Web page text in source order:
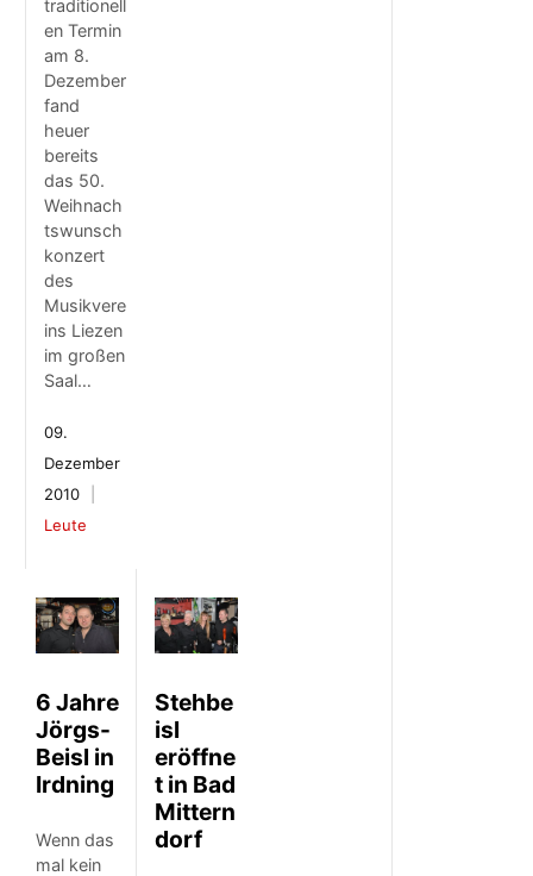
traditionell
en Termin
am 8.
Dezember
fand
heuer
bereits
das 50.
Weihnach
tswunsch
konzert
des
Musikvere
ins Liezen
im großen
Saal…
09.
Dezember
2010
Leute
6 Jahre
Jörgs-
Beisl in
Irdning
Wenn das
mal kein
Stehbe
isl
eröffne
t in Bad
Mittern
dorf